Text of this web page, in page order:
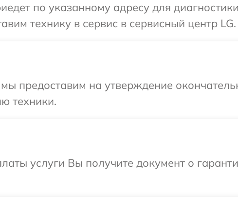
по указанному адресу для
технику в сервис в сервисный центр LG.
предоставим на утверждение
техники.
услуги Вы получите документ о